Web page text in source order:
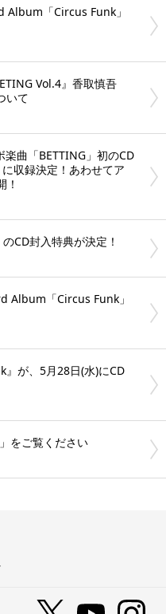
Album「Circus Funk」
Vol.4』香取慎吾
いて
楽曲「BETTING」初のCD
収録決定！あわせてア
！
CD封入特典が決定！
Album「Circus Funk」
が、5月28日(水)にCD
をご覧ください